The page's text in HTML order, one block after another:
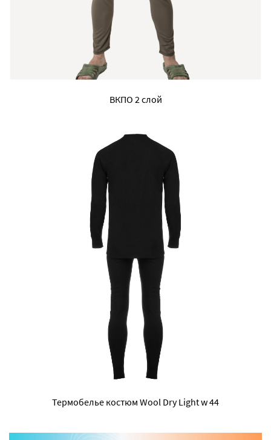
ВКПО 2 слой
Термобелье костюм Wool Dry Light w 44